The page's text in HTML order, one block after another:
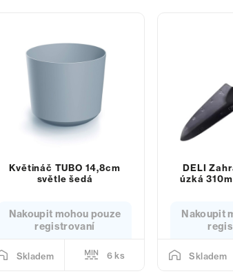
Květináč TUBO 14,8cm
světle šedá
Nakoupit mohou pouze
registrovaní
Skladem 6 ks
DELI
úzká
Nakoupit
Skladem